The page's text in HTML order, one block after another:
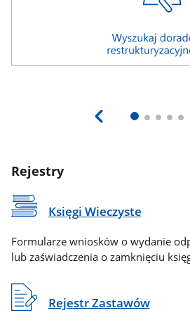
Rejestry
Księgi Wieczyste
Formularze wniosków o wydanie
lub zaświadczenia o zamknięciu
Rejestr Zastawów